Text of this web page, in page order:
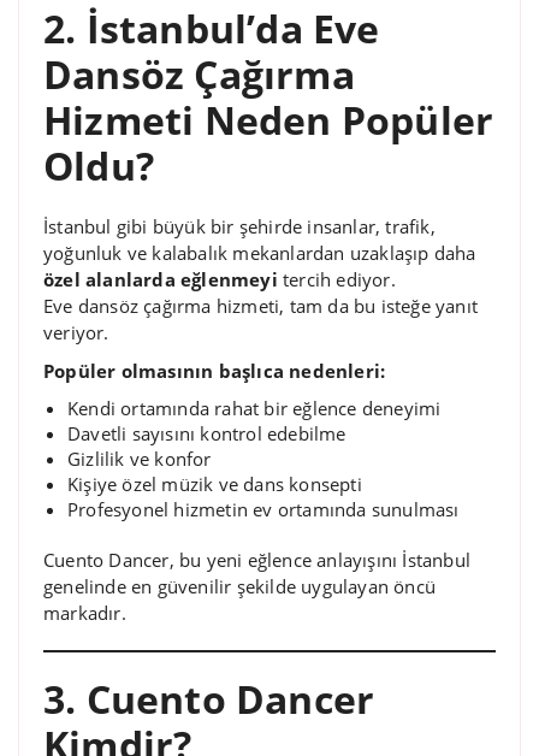
2. İstanbul’da Eve
Dansöz Çağırma
Hizmeti Neden Popüler
Oldu?
İstanbul gibi büyük bir şehirde insanlar, trafik,
yoğunluk ve kalabalık mekanlardan uzaklaşıp daha
özel alanlarda eğlenmeyi tercih ediyor.
Eve dansöz çağırma hizmeti, tam da bu isteğe yanıt
veriyor.
Popüler olmasının başlıca nedenleri:
Kendi ortamında rahat bir eğlence deneyimi
Davetli sayısını kontrol edebilme
Gizlilik ve konfor
Kişiye özel müzik ve dans konsepti
Profesyonel hizmetin ev ortamında sunulması
Cuento Dancer, bu yeni eğlence anlayışını İstanbul
genelinde en güvenilir şekilde uygulayan öncü
markadır.
3. Cuento Dancer
Kimdir?